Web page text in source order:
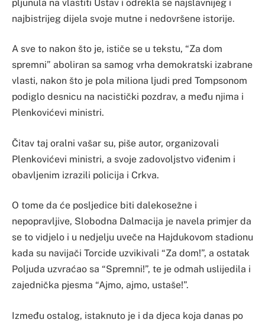
pljunula na vlastiti Ustav i odrekla se najslavnijeg i
najbistrijeg dijela svoje mutne i nedovršene istorije.
A sve to nakon što je, ističe se u tekstu, “Za dom
spremni” aboliran sa samog vrha demokratski izabrane
vlasti, nakon što je pola miliona ljudi pred Tompsonom
podiglo desnicu na nacistički pozdrav, a među njima i
Plenkovićevi ministri.
Čitav taj oralni vašar su, piše autor, organizovali
Plenkovićevi ministri, a svoje zadovoljstvo viđenim i
obavljenim izrazili policija i Crkva.
O tome da će posljedice biti dalekosežne i
nepopravljive, Slobodna Dalmacija je navela primjer da
se to vidjelo i u nedjelju uveče na Hajdukovom stadionu
kada su navijači Torcide uzvikivali “Za dom!”, a ostatak
Poljuda uzvraćao sa “Spremni!”, te je odmah uslijedila i
zajednička pjesma “Ajmo, ajmo, ustaše!”.
Između ostalog, istaknuto je i da djeca koja danas po